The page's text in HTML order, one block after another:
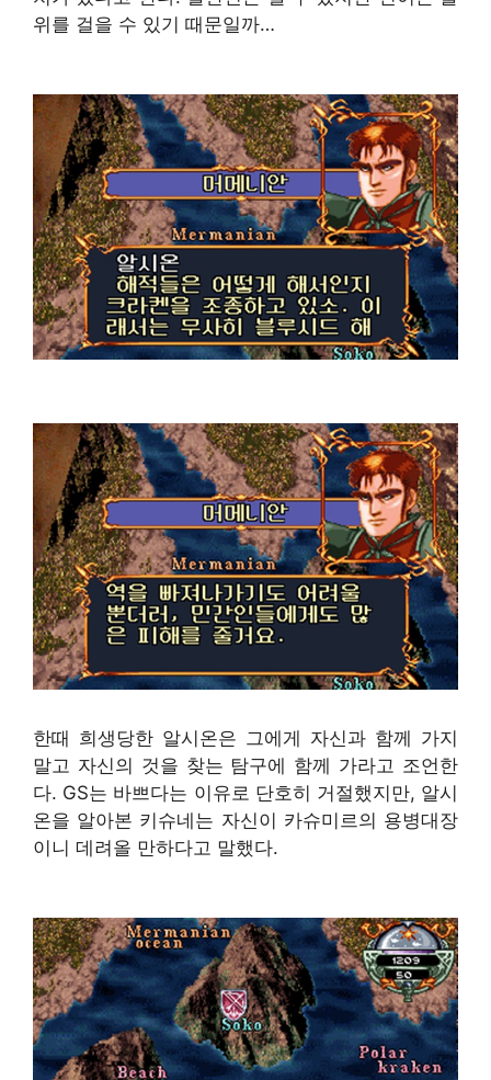
위를 걸을 수 있기 때문일까…
한때 희생당한 알시온은 그에게 자신과 함께 가지
말고 자신의 것을 찾는 탐구에 함께 가라고 조언한
다. GS는 바쁘다는 이유로 단호히 거절했지만, 알시
온을 알아본 키슈네는 자신이 카슈미르의 용병대장
이니 데려올 만하다고 말했다.